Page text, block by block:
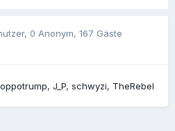
, 0 Anonym, 167 Gäste
J_P schwyzi TheRebel